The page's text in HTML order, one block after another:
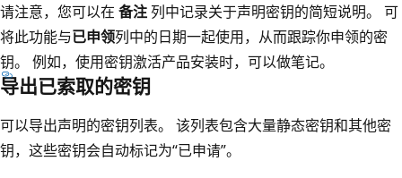
请注意，您可以在 备注 列中记录关于声明密钥的简短说明。 可
将此功能与已申领列中的日期一起使用，从而跟踪你申领的密
钥。 例如，使用密钥激活产品安装时，可以做笔记。
导出已索取的密钥
可以导出声明的密钥列表。 该列表包含大量静态密钥和其他密
钥，这些密钥会自动标记为“已申请”。